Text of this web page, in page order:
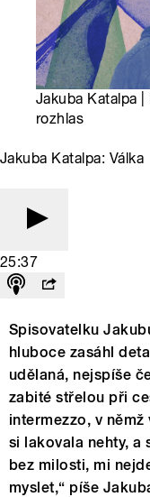
Jakuba Katalpa
rozhlas
Jakuba Katalpa: Válka
25:37
Spisovatelku
hluboce zasáhl
udělaná, nejspíše
zabité střelou při
intermezzo, v
si lakovala nehty, a
bez milosti, mi
myslet,“ píše